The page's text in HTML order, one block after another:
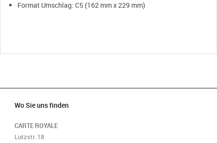
Format Umschlag: C5 (162 mm x 229 mm)
Wo Sie uns finden
CARTE ROYALE
Lutzstr. 18